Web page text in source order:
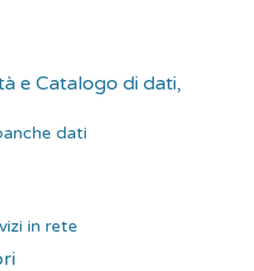
e Catalogo di dati,
dati
in rete